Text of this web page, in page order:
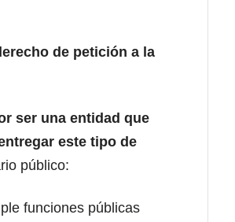
de petición a la
ser una entidad que
este tipo de
público:
funciones públicas